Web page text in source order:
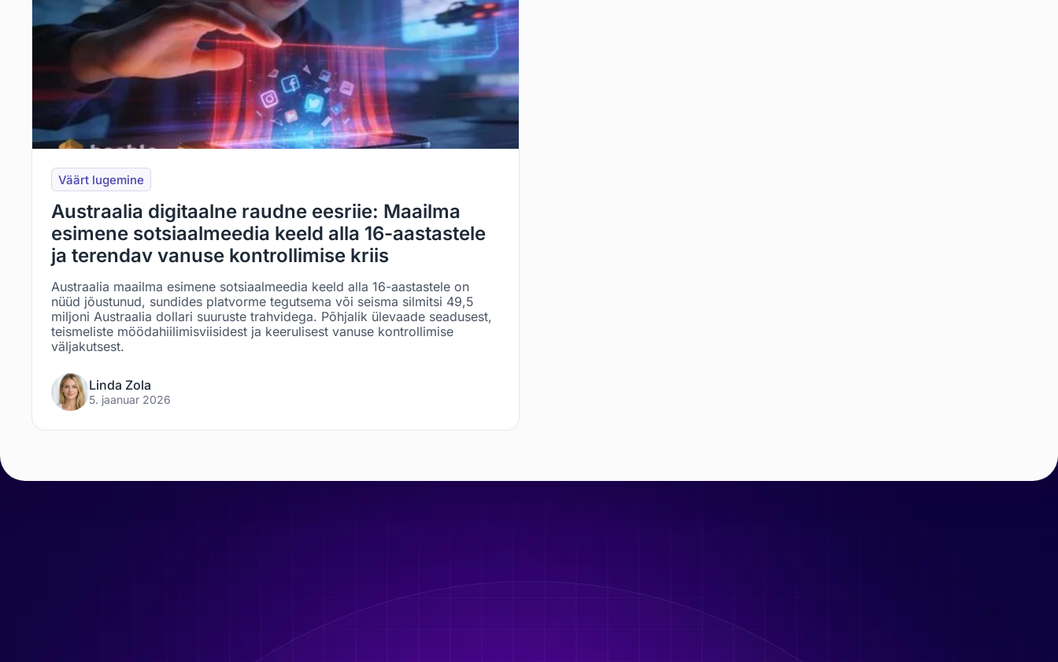
Väärt lugemine
Austraalia digitaalne raudne eesriie: Maailma
esimene sotsiaalmeedia keeld alla 16-aastastele
ja terendav vanuse kontrollimise kriis
Austraalia maailma esimene sotsiaalmeedia keeld alla 16-aastastele on
nüüd jõustunud, sundides platvorme tegutsema või seisma silmitsi 49,5
miljoni Austraalia dollari suuruste trahvidega. Põhjalik ülevaade seadusest,
teismeliste möödahiilimisviisidest ja keerulisest vanuse kontrollimise
väljakutsest.
Linda Zola
5. jaanuar 2026